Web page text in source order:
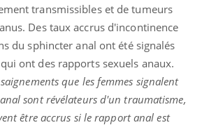
transmissibles et de tumeurs
Des taux accrus d'incontinence
du sphincter anal ont été signalés
ont des rapports sexuels anaux.
que les femmes signalent
sont révélateurs d'un traumatisme,
être accrus si le rapport anal est